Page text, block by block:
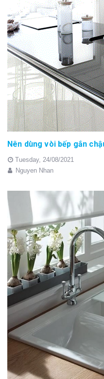
Nên dùng vòi bếp gắn
Tuesday, 24/08/2021
Nguyen Nhan